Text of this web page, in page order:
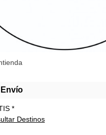
*
Destinos